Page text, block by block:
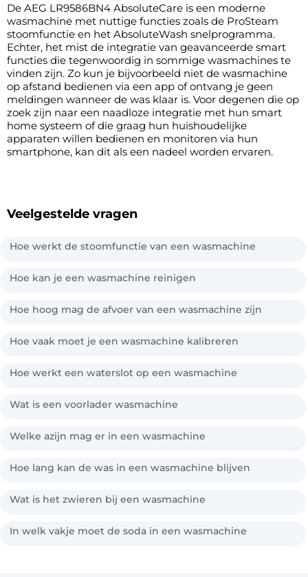
De AEG LR9586BN4 AbsoluteCare is een moderne
wasmachine met nuttige functies zoals de ProSteam
stoomfunctie en het AbsoluteWash snelprogramma.
Echter, het mist de integratie van geavanceerde smart
functies die tegenwoordig in sommige wasmachines te
vinden zijn. Zo kun je bijvoorbeeld niet de wasmachine
op afstand bedienen via een app of ontvang je geen
meldingen wanneer de was klaar is. Voor degenen die op
zoek zijn naar een naadloze integratie met hun smart
home systeem of die graag hun huishoudelijke
apparaten willen bedienen en monitoren via hun
smartphone, kan dit als een nadeel worden ervaren.
Veelgestelde vragen
Hoe werkt de stoomfunctie van een wasmachine
Hoe kan je een wasmachine reinigen
Hoe hoog mag de afvoer van een wasmachine zijn
Hoe vaak moet je een wasmachine kalibreren
Hoe werkt een waterslot op een wasmachine
Wat is een voorlader wasmachine
Welke azijn mag er in een wasmachine
Hoe lang kan de was in een wasmachine blijven
Wat is het zwieren bij een wasmachine
In welk vakje moet de soda in een wasmachine